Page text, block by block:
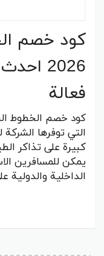
كود خصم
فعالة
كود خصم الخطوط
التي توفرها
كبيرة على تذاكر
يمكن للمسافرين
الداخلية والدولية